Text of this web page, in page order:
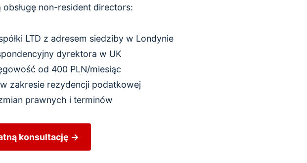
obsługę non-resident directors:
LTD z adresem siedziby w Londynie
dyrektora w UK
od 400 PLN/miesiąc
zakresie rezydencji podatkowej
prawnych i terminów
konsultację →